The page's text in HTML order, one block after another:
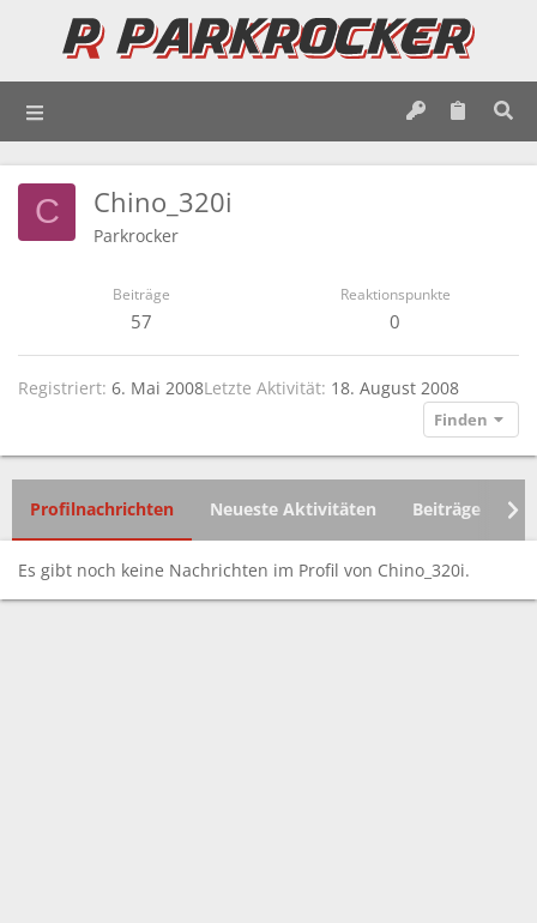
C Chino_320i
Parkrocker
Beiträge
57
Reaktionspunkte
0
Registriert 6. Mai 2008Letzte Aktivität 18. August 2008
Finden
Profilnachrichten Neueste Aktivitäten Beiträge
Es gibt noch keine Nachrichten im Profil von Chino_320i.